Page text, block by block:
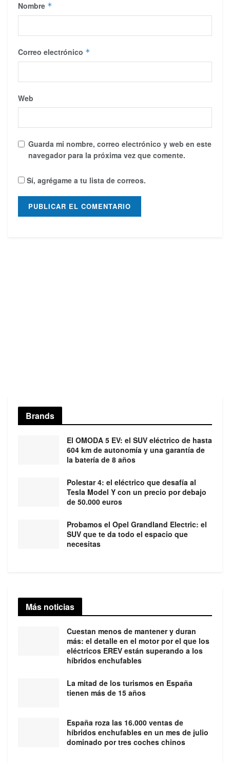
Nombre *
Correo electrónico *
Web
Guarda mi nombre, correo electrónico y web en este
navegador para la próxima vez que comente.
Sí, agrégame a tu lista de correos.
Brands
El OMODA 5 EV: el SUV eléctrico de hasta
604 km de autonomía y una garantía de
la batería de 8 años
Polestar 4: el eléctrico que desafía al
Tesla Model Y con un precio por debajo
de 50.000 euros
Probamos el Opel Grandland Electric: el
SUV que te da todo el espacio que
necesitas
Más noticias
Cuestan menos de mantener y duran
más: el detalle en el motor por el que los
eléctricos EREV están superando a los
híbridos enchufables
La mitad de los turismos en España
tienen más de 15 años
España roza las 16.000 ventas de
híbridos enchufables en un mes de julio
dominado por tres coches chinos